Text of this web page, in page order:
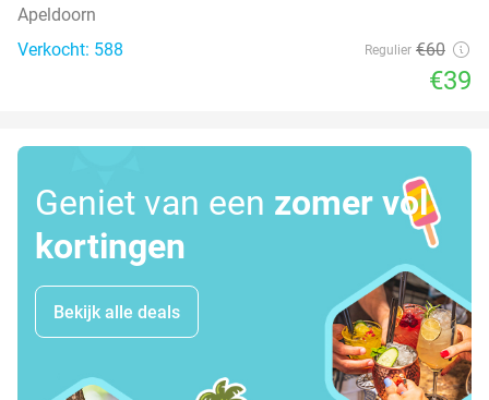
Apeldoorn
Verkocht: 588
Regulier €60
€39
Geniet van een zomer vol
kortingen
Bekijk alle deals